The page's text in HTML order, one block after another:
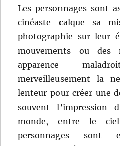
Les personnages sont
cinéaste calque sa
photographie sur leur
mouvements ou
apparence
merveilleusement la
lenteur pour créer une
souvent l’impression
monde, entre le
personnages sont